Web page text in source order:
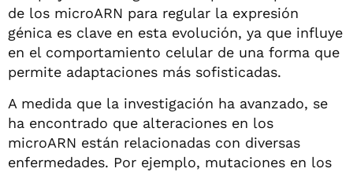
de los microARN para regular la expresión
génica es clave en esta evolución, ya que influye
en el comportamiento celular de una forma que
permite adaptaciones más sofisticadas.
A medida que la investigación ha avanzado, se
ha encontrado que alteraciones en los
microARN están relacionadas con diversas
enfermedades. Por ejemplo, mutaciones en los